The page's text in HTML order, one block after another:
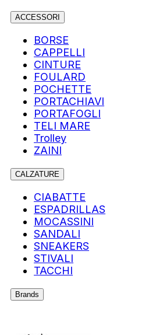
ACCESSORI
BORSE
CAPPELLI
CINTURE
FOULARD
POCHETTE
PORTACHIAVI
PORTAFOGLI
TELI MARE
Trolley
ZAINI
CALZATURE
CIABATTE
ESPADRILLAS
MOCASSINI
SANDALI
SNEAKERS
STIVALI
TACCHI
Brands